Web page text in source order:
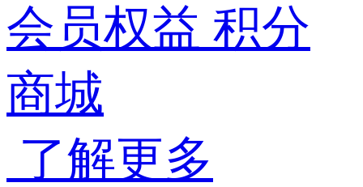
会员权益 积分
商城
了解更多